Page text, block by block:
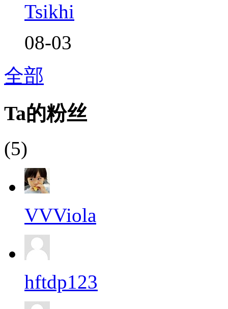
Tsikhi
08-03
全部
Ta的粉丝
(5)
VVViola
hftdp123